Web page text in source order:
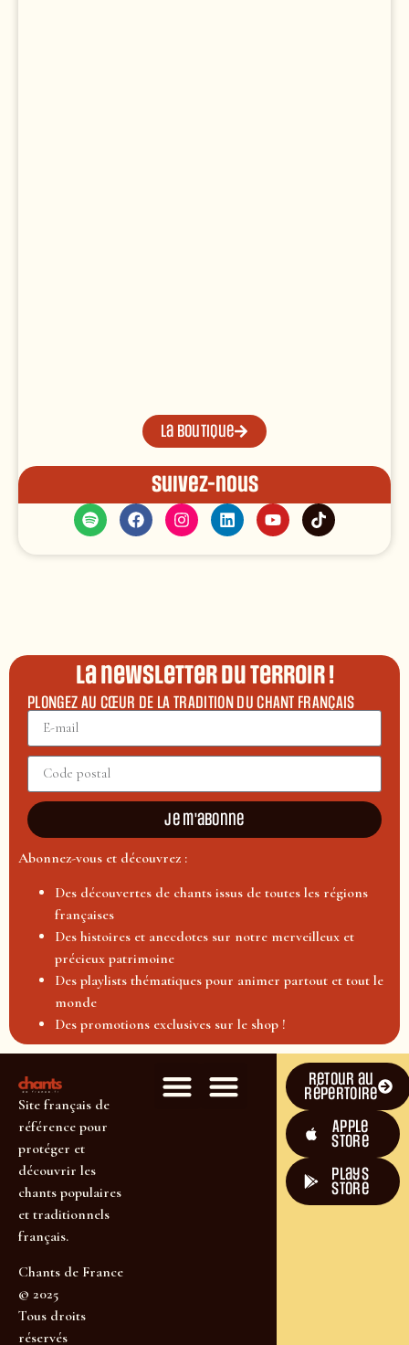
La boutique
Suivez-nous
La newsletter du terroir !
PLONGEZ AU CŒUR DE LA TRADITION DU CHANT FRANÇAIS
Je m'abonne
Abonnez-vous et découvrez :
Des découvertes de chants issus de toutes les régions
françaises
Des histoires et anecdotes sur notre merveilleux et
précieux patrimoine
Des playlists thématiques pour animer partout et tout le
monde
Des promotions exclusives sur le shop !
Site français de
référence pour
protéger et
découvrir les
chants populaires
et traditionnels
français.
Chants de France
© 2025
Tous droits
réservés
Retour au
répertoire
Apple
Store
plays
store